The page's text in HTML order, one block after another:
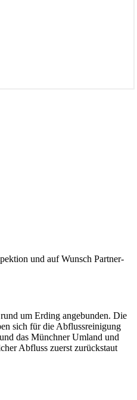
und auf Wunsch Partner-
um Erding angebunden. Die
sich für die Abflussreinigung
das Münchner Umland und
Abfluss zuerst zurückstaut